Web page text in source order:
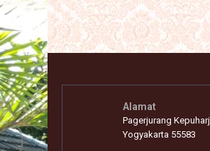
Alamat
Pagerjurang
Yogyakarta 55583